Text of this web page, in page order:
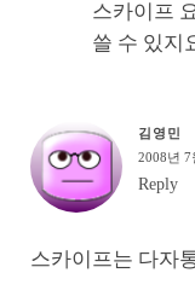
스카이프
쓸 수 있지
김영민
2008년 7
Reply
스카이프는 다자